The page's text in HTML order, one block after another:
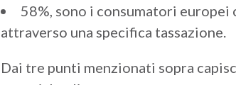
58%, sono i consumatori
attraverso una specifica tassazione.
Dai tre punti menzionati sopra